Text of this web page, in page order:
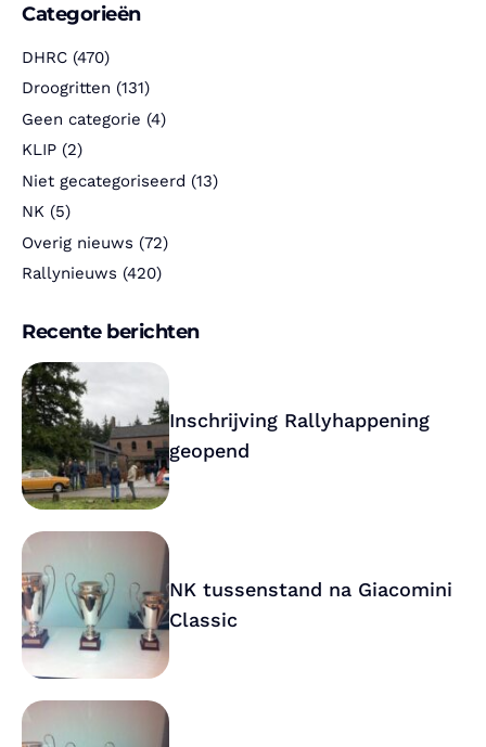
Categorieën
DHRC (470)
Droogritten (131)
Geen categorie (4)
KLIP (2)
Niet gecategoriseerd (13)
NK (5)
Overig nieuws (72)
Rallynieuws (420)
Recente berichten
Inschrijving Rallyhappening
geopend
NK tussenstand na Giacomini
Classic